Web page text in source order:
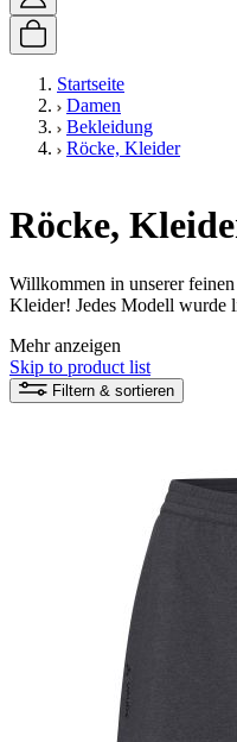
Startseite
Damen
Bekleidung
Röcke, Kleider
Röcke,
Willkommen in unserer
Kleider! Jedes Modell wurde
Outdoorkleider und Röcke,
unglaublich bequem sind und
deine Erlebnisse in der Natur
Mehr anzeigen
Skip to product list
Filtern & sortieren